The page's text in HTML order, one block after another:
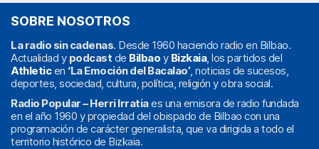
SOBRE NOSOTROS
La radio sin cadenas. Desde 1960 haciendo radio en Bilbao.
Actualidad y podcast de Bilbao y Bizkaia, los partidos del
Athleticen ‘La Emoción del Bacalao’, noticias de sucesos,
deportes, sociedad, cultura, política, religión y obra social.
Radio Popular – Herri Irratiaes una emisora de radio fundada
en el año 1960 y propiedad del obispado de Bilbao con una
programación de carácter generalista, que va dirigida a todo el
territorio histórico de Bizkaia.